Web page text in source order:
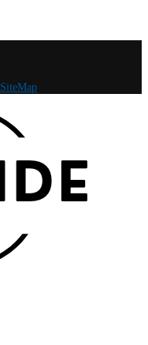
SiteMap